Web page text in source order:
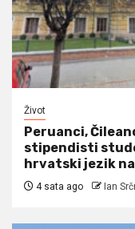
Život
Peruanci,
stipendisti
hrvatski jezik na
4 sata ago Ian